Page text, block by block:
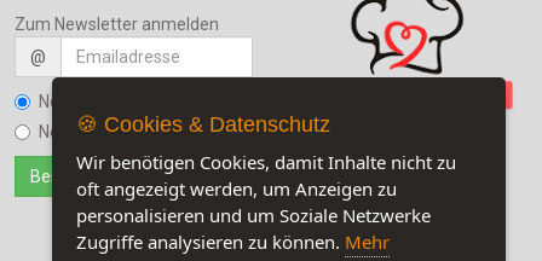
Zum Newsletter anmelden
@
Newsletter bestellen
Newsletter kündigen
🍪 Cookies & Datenschutz
Wir benötigen Cookies, damit Inhalte nicht zu
oft angezeigt werden, um Anzeigen zu
personalisieren und um Soziale Netzwerke
Zugriffe analysieren zu können. Mehr